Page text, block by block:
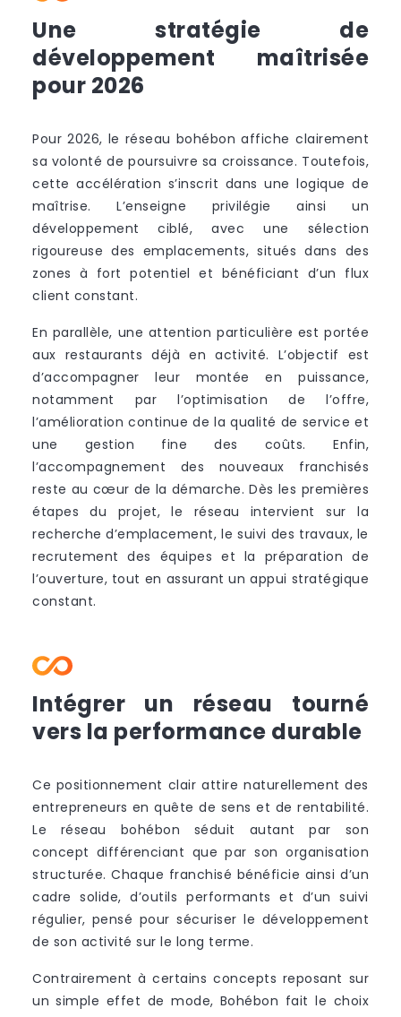
Une stratégie de
développement maîtrisée
pour 2026
Pour 2026, le réseau bohébon affiche clairement
sa volonté de poursuivre sa croissance. Toutefois,
cette accélération s’inscrit dans une logique de
maîtrise. L’enseigne privilégie ainsi un
développement ciblé, avec une sélection
rigoureuse des emplacements, situés dans des
zones à fort potentiel et bénéficiant d’un flux
client constant.
En parallèle, une attention particulière est portée
aux restaurants déjà en activité. L’objectif est
d’accompagner leur montée en puissance,
notamment par l’optimisation de l’offre,
l’amélioration continue de la qualité de service et
une gestion fine des coûts. Enfin,
l’accompagnement des nouveaux franchisés
reste au cœur de la démarche. Dès les premières
étapes du projet, le réseau intervient sur la
recherche d’emplacement, le suivi des travaux, le
recrutement des équipes et la préparation de
l’ouverture, tout en assurant un appui stratégique
constant.
Intégrer un réseau tourné
vers la performance durable
Ce positionnement clair attire naturellement des
entrepreneurs en quête de sens et de rentabilité.
Le réseau bohébon séduit autant par son
concept différenciant que par son organisation
structurée. Chaque franchisé bénéficie ainsi d’un
cadre solide, d’outils performants et d’un suivi
régulier, pensé pour sécuriser le développement
de son activité sur le long terme.
Contrairement à certains concepts reposant sur
un simple effet de mode, Bohébon fait le choix